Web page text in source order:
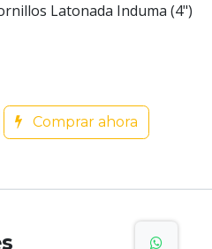
Latonada Induma (4")
Comprar ahora